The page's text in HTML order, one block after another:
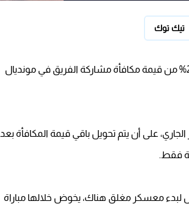
تيك توك
تلقى النادي الأهلي إخطارًا من الاتحاد الدولي لكرة القدم"فيفا" يفيد بتحويل 20% من قيمة مكافأة مشاركة الفريق في مونديال
قبل نهاية الشهر الجاري، على أن يتم تحويل باقي قيمة المكافأة بعد
إلى الولايات المتحدة الأمريكية يوم 4 يونيو المقبل لبدء معسكر مغلق هناك، يخوض خلالها مباراة